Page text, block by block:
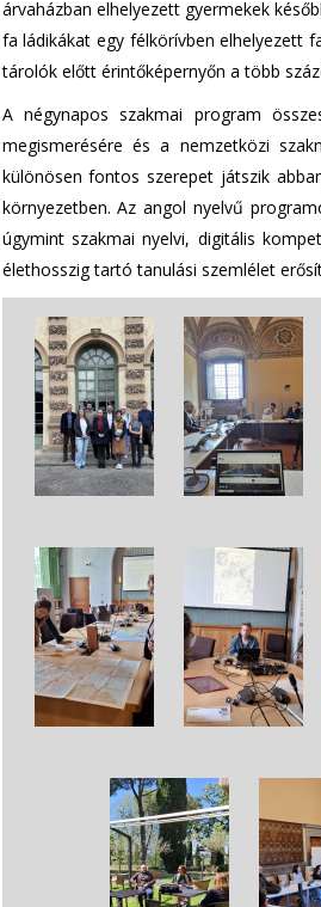
árvaházban elhelyezett gyermekek
fa ládikákat egy félkörívben elhelyezett
tárolók előtt érintőképernyőn a több
A négynapos szakmai program
megismerésére és a nemzetközi
különösen fontos szerepet játszik
környezetben. Az angol nyelvű
úgymint szakmai nyelvi, digitális
élethosszig tartó tanulási szemlélet